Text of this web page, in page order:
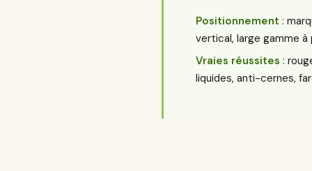
Positionnement :
vertical, large gamme à
Vraies réussites :
liquides, anti-cernes,